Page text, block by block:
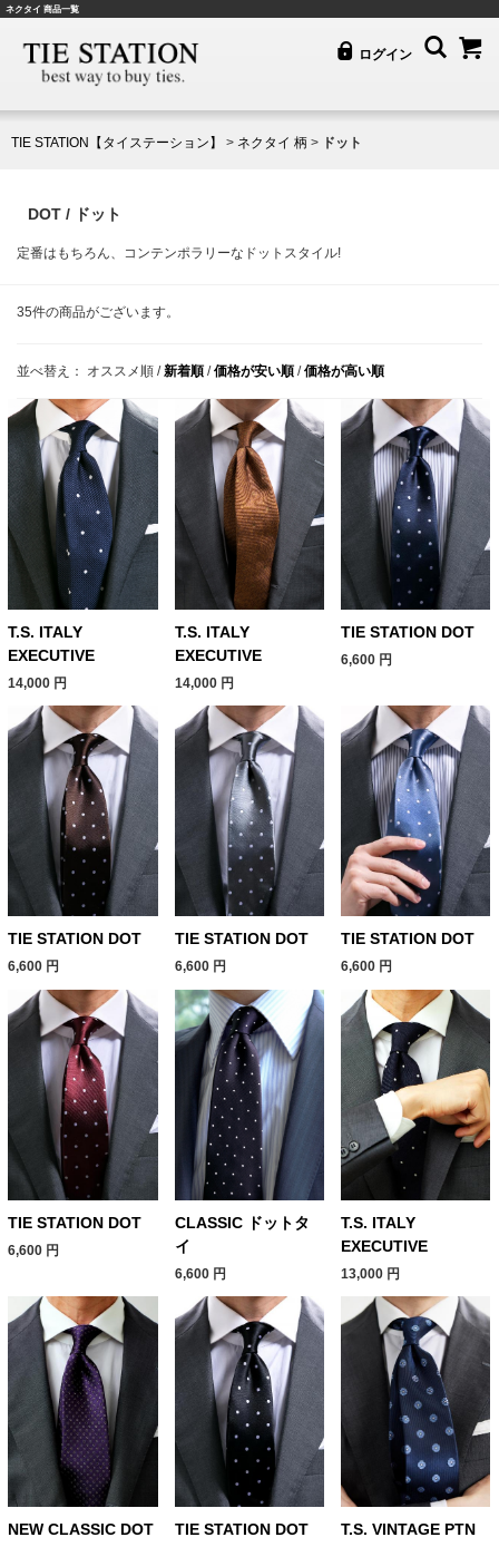
ネクタイ 商品一覧
ログイン
TIE STATION【タイステーション】 > ネクタイ 柄 > ドット
DOT / ドット
定番はもちろん、コンテンポラリーなドットスタイル!
35件の商品がございます。
並べ替え： オススメ順 /新着順 /価格が安い順 /価格が高い順
T.S. ITALY
EXECUTIVE
14,000 円
T.S. ITALY
EXECUTIVE
14,000 円
TIE STATION DOT
6,600 円
TIE STATION DOT
6,600 円
TIE STATION DOT
6,600 円
TIE STATION DOT
6,600 円
TIE STATION DOT
6,600 円
CLASSIC ドットタ
イ
6,600 円
T.S. ITALY
EXECUTIVE
13,000 円
NEW CLASSIC DOT TIE STATION DOT T.S. VINTAGE PTN